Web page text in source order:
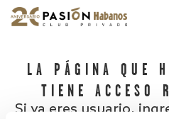
LA PÁGINA QUE
TIENE ACCESO
Si ya eres usuario,